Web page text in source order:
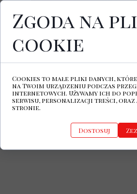
14 października ukazał się
IAMTHESHADOW. Na
Portugalczyków znalazło się
Płyty można posłuchać na
platformach
jest również wersja CD oraz
Edycja winylowa ukaże się w
Zgoda na
cookie
Cookies to małe pliki danych,
na Twoim urządzeniu podczas
internetowych. Używamy ich do
serwisu, personalizacji treści, oraz
stronie.
Dostosuj